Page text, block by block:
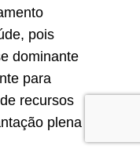
pois
dominante
para
recursos
plena